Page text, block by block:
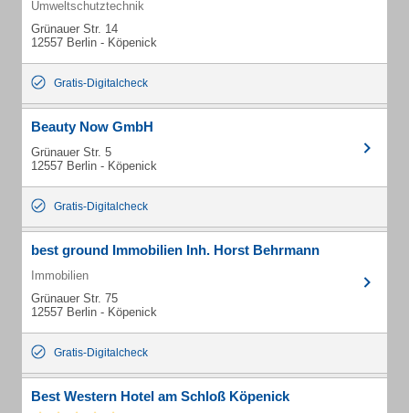
Umweltschutztechnik
Grünauer Str. 14
12557 Berlin - Köpenick
Gratis-Digitalcheck
Beauty Now GmbH
Grünauer Str. 5
12557 Berlin - Köpenick
Gratis-Digitalcheck
best ground Immobilien Inh. Horst Behrmann
Immobilien
Grünauer Str. 75
12557 Berlin - Köpenick
Gratis-Digitalcheck
Best Western Hotel am Schloß Köpenick